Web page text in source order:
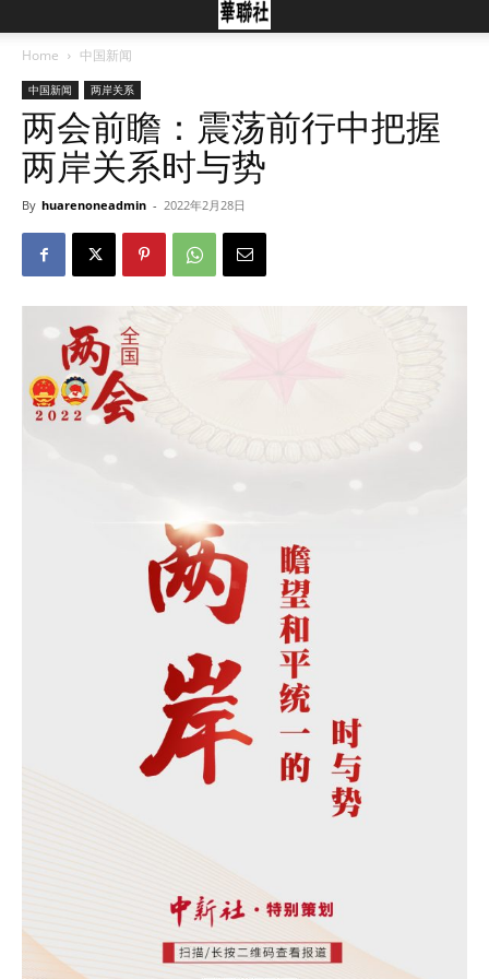
Home 中国新闻
中国新闻 两岸关系
两会前瞻：震荡前行中把握
两岸关系时与势
By huarenoneadmin - 2022年2月28日